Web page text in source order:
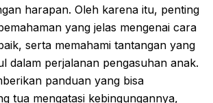
harapan. Oleh karena itu, penting
yang jelas mengenai cara
serta memahami tantangan yang
dalam perjalanan pengasuhan anak.
panduan yang bisa
tua mengatasi kebingungannya,